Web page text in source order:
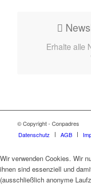
Erhalte alle
© Copyright - Conpadres
Datenschutz
AGB
Wir verwenden Cookies. Wir
ihnen sind essenziell und
(ausschließlich anonyme